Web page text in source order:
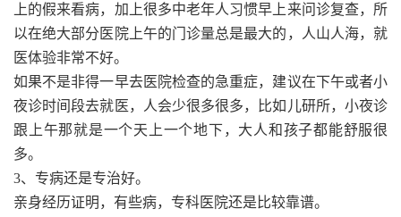
上的假来看病，加上很多中老年人习惯早上来问诊复查，所
以在绝大部分医院上午的门诊量总是最大的，人山人海，就
医体验非常不好。
如果不是非得一早去医院检查的急重症，建议在下午或者小
夜诊时间段去就医，人会少很多很多，比如儿研所，小夜诊
跟上午那就是一个天上一个地下，大人和孩子都能舒服很
多。
3、专病还是专治好。
亲身经历证明，有些病，专科医院还是比较靠谱。